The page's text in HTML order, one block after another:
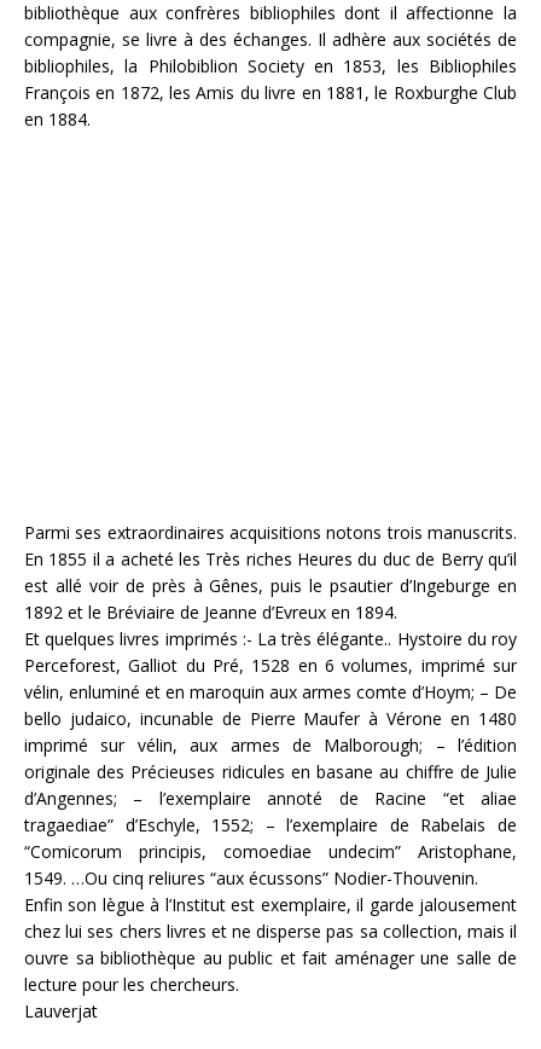
bibliothèque aux confrères bibliophiles dont il affectionne la
compagnie, se livre à des échanges. Il adhère aux sociétés de
bibliophiles, la Philobiblion Society en 1853, les Bibliophiles
François en 1872, les Amis du livre en 1881, le Roxburghe Club
en 1884.
Parmi ses extraordinaires acquisitions notons trois manuscrits.
En 1855 il a acheté les Très riches Heures du duc de Berry qu’il
est allé voir de près à Gênes, puis le psautier d’Ingeburge en
1892 et le Bréviaire de Jeanne d’Evreux en 1894.
Et quelques livres imprimés :- La très élégante.. Hystoire du roy
Perceforest, Galliot du Pré, 1528 en 6 volumes, imprimé sur
vélin, enluminé et en maroquin aux armes comte d’Hoym; – De
bello judaico, incunable de Pierre Maufer à Vérone en 1480
imprimé sur vélin, aux armes de Malborough; – l’édition
originale des Précieuses ridicules en basane au chiffre de Julie
d’Angennes; – l’exemplaire annoté de Racine “et aliae
tragaediae” d’Eschyle, 1552; – l’exemplaire de Rabelais de
“Comicorum principis, comoediae undecim” Aristophane,
1549. …Ou cinq reliures “aux écussons” Nodier-Thouvenin.
Enfin son lègue à l’Institut est exemplaire, il garde jalousement
chez lui ses chers livres et ne disperse pas sa collection, mais il
ouvre sa bibliothèque au public et fait aménager une salle de
lecture pour les chercheurs.
Lauverjat